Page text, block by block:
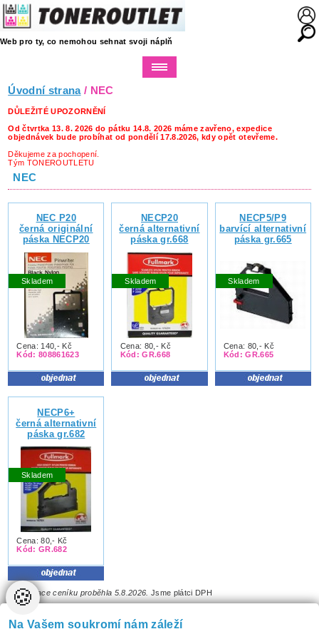
Web pro ty, co nemohou sehnat svoji náplň
Úvodní strana/ NEC
DŮLEŽITÉ UPOZORNĚNÍ
Od čtvrtka 13. 8. 2026 do pátku 14.8. 2026 máme zavřeno, expedice
objednávek bude probíhat od pondělí 17.8.2026, kdy opět otevřeme.
Děkujeme za pochopení.
Tým TONEROUTLETU
NEC
NEC P20
černá originální
páska NECP20
Skladem
Cena: 140,- Kč
Kód: 808861623
NECP20
černá alternativní
páska gr.668
Skladem
Cena: 80,- Kč
Kód: GR.668
NECP5/P9
barvící alternativní
páska gr.665
Skladem
Cena: 80,- Kč
Kód: GR.665
NECP6+
černá alternativní
páska gr.682
Skladem
Cena: 80,- Kč
Kód: GR.682
Aktualizace ceníku proběhla 5.8.2026. Jsme plátci DPH
přesný typ tiskárny do náledujícího formuláře
dělat
🍪
Na Vašem soukromí nám záleží